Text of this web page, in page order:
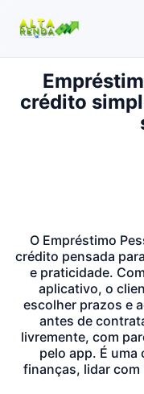
Inicial
Finanças
Imóvel
Legal
Buscar no
crédito
O Empréstimo
crédito pensada
e praticidade.
aplicativo, o
escolher prazos e
antes de
livremente, com
pelo app. É uma
finanças, lidar